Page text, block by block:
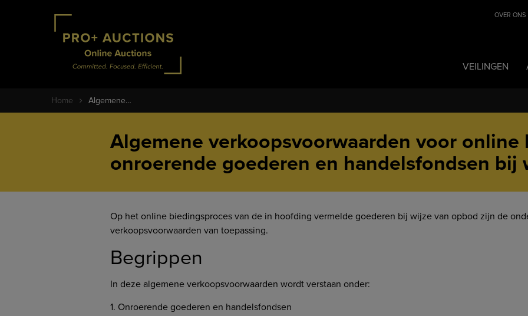
OVER ONS
VEILINGEN
Home Algemene…
Algemene verkoopsvoorwaarden voor
onroerende goederen en handelsfondsen bij
Op het online biedingsproces van de in hoofding vermelde goederen bij wijze van opbod zijn de
verkoopsvoorwaarden van toepassing.
Begrippen
In deze algemene verkoopsvoorwaarden wordt verstaan onder:
1. Onroerende goederen en handelsfondsen